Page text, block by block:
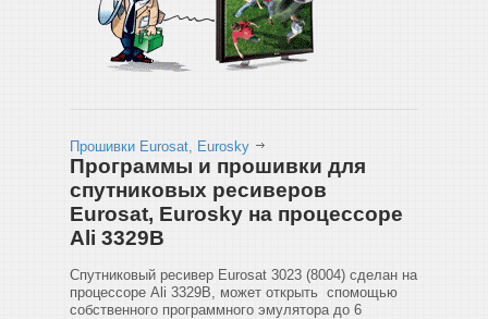
Прошивки Eurosat, Eurosky
Программы и прошивки для
спутниковых ресиверов
Eurosat, Eurosky на процессоре
Ali 3329B
Спутниковый ресивер Eurosat 3023 (8004) сделан на
процессоре Ali 3329B, может открыть спомощью
собственного программного эмулятора до 6